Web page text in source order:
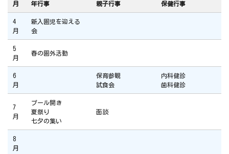
月 年行事 親子行事 保健行事
4
月
新入園児を迎える
会
5
月
春の園外活動
6
月
保育参観
試食会
内科健診
歯科健診
7
月
プール開き
夏祭り
七夕の集い
面談
8
月